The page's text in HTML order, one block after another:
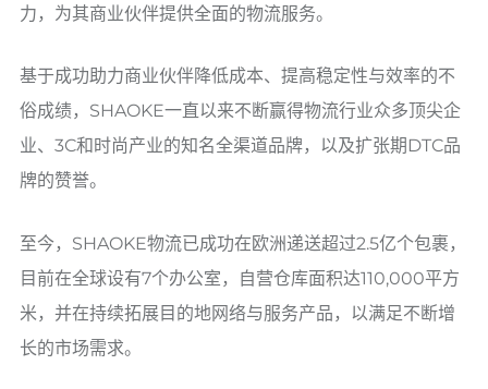
力，为其商业伙伴提供全面的物流服务。
基于成功助力商业伙伴降低成本、提高稳定性与效率的不
俗成绩，SHAOKE一直以来不断赢得物流行业众多顶尖企
业、3C和时尚产业的知名全渠道品牌，以及扩张期DTC品
牌的赞誉。
至今，SHAOKE物流已成功在欧洲递送超过2.5亿个包裹，
目前在全球设有7个办公室，自营仓库面积达110,000平方
米，并在持续拓展目的地网络与服务产品，以满足不断增
长的市场需求。